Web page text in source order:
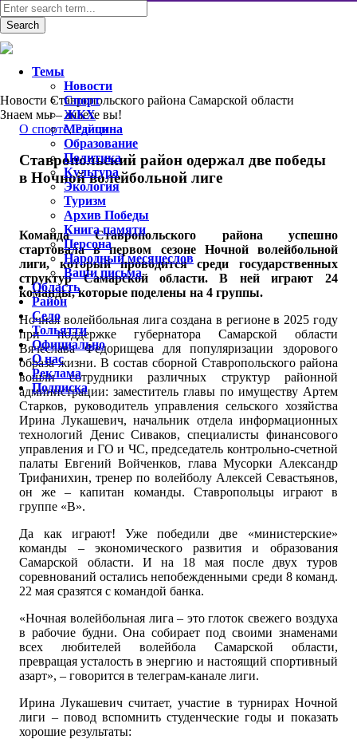
Новости Ставропольского района Самарской области
Знаем мы – знаете вы!
O спорте,Район
Ставропольский район одержал две победы
в Ночной волейбольной лиге
Команда Ставропольского района успешно
стартовала в первом сезоне Ночной волейбольной
лиги, который проводится среди государственных
структур Самарской области. В ней играют 24
команды, которые поделены на 4 группы.
Ночная волейбольная лига создана в регионе в 2025 году
при поддержке губернатора Самарской области
Вячеслава Федорищева для популяризации здорового
образа жизни. В состав сборной Ставропольского района
вошли сотрудники различных структур районной
администрации: заместитель главы по имуществу Артем
Старков, руководитель управления сельского хозяйства
Ирина Лукашевич, начальник отдела информационных
технологий Денис Сиваков, специалисты финансового
управления и ГО и ЧС, председатель контрольно-счетной
палаты Евгений Войченков, глава Мусорки Александр
Трифанихин, тренер по волейболу Алексей Севастьянов,
он же – капитан команды. Ставропольцы играют в
группе «В».
Да как играют! Уже победили две «министерские»
команды – экономического развития и образования
Самарской области. И на 18 мая после двух туров
соревнований остались непобежденными среди 8 команд.
22 мая сразятся с командой банка.
«Ночная волейбольная лига – это глоток свежего воздуха
в рабочие будни. Она собирает под своими знаменами
всех любителей волейбола Самарской области,
превращая усталость в энергию и настоящий спортивный
азарт», – говорится в телеграм-канале лиги.
Ирина Лукашевич считает, участие в турнирах Ночной
лиги – повод вспомнить студенческие годы и показать
хорошие результаты:
Темы
Новости
Спорт
ЖКХ
Медицина
Образование
Политика
Культура
Экология
Туризм
Архив Победы
Книга памяти
Персона
Народный месяцеслов
Ваши письма
Область
Район
Село
Тольятти
Официально
О нас
Реклама
Подписка